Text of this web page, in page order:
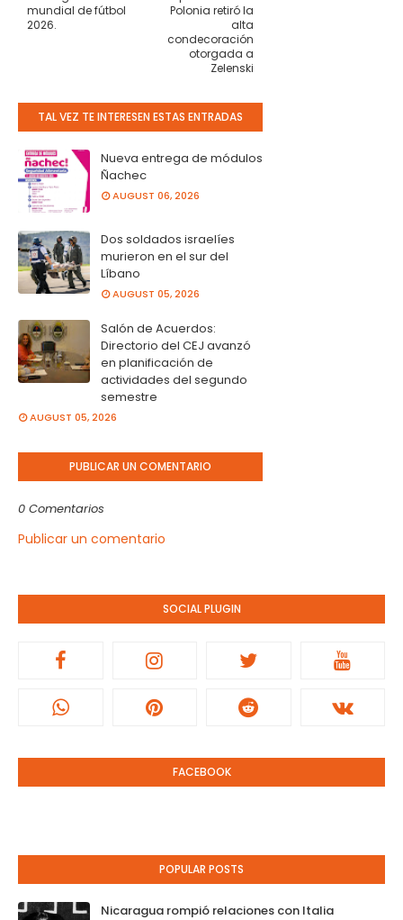
Polonia retiró la
alta
condecoración
otorgada a
Zelenski
mundial de fútbol
2026.
TAL VEZ TE INTERESEN ESTAS ENTRADAS
Nueva entrega de módulos
Ñachec
AUGUST 06, 2026
Dos soldados israelíes
murieron en el sur del
Líbano
AUGUST 05, 2026
Salón de Acuerdos:
Directorio del CEJ avanzó
en planificación de
actividades del segundo
semestre
AUGUST 05, 2026
PUBLICAR UN COMENTARIO
0 Comentarios
Publicar un comentario
SOCIAL PLUGIN
FACEBOOK
POPULAR POSTS
Nicaragua rompió relaciones con Italia